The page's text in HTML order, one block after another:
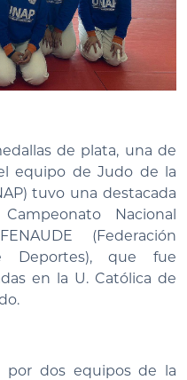
de plata, una de
equipo de Judo de la
tuvo una destacada
Nacional
(Federación
Deportes), que fue
en la U. Católica de
por dos equipos de la